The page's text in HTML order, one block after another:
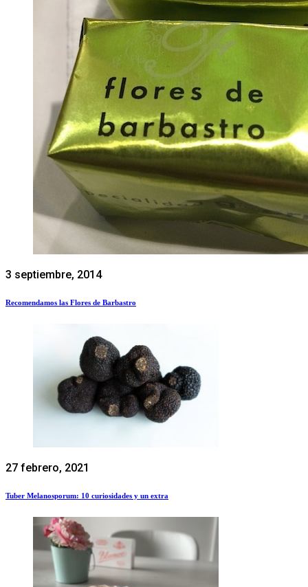
3 septiembre, 2014
Recomendamos las Flores de Barbastro
27 febrero, 2021
Tuber Melanosporum: 10 curiosidades y un extra